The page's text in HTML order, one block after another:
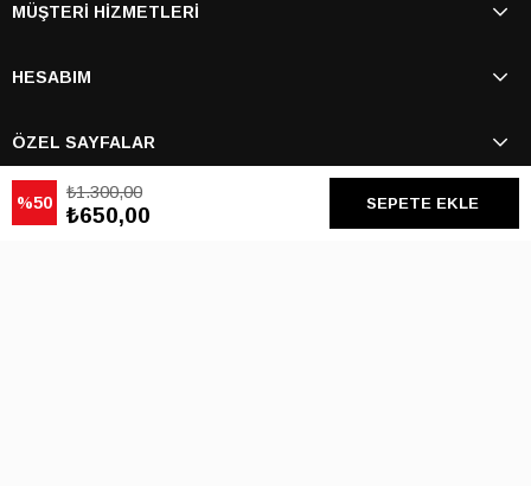
MÜŞTERİ HİZMETLERİ
HESABIM
ÖZEL SAYFALAR
50
₺1.300,00
₺650,00